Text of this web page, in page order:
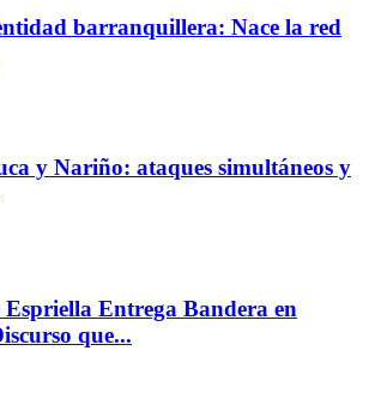
barranquillera: Nace la red
y Nariño: ataques simultáneos y
Entrega Bandera en
que...